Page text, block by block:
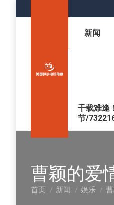
新闻
千载难逢
节/
曹颖的爱
您在这里：
首页 新闻 娱乐